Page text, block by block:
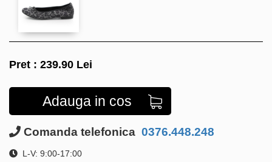
Pret : 239.90 Lei
Adauga in cos
Comanda telefonica 0376.448.248
L-V: 9:00-17:00